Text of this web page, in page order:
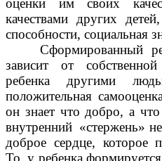
оценки им своих
качествами других
способности, социальная
Сформированный
зависит от
ребенка другими
положительная
он знает что добро, а
внутренний «стержень»
доброе сердце, которое